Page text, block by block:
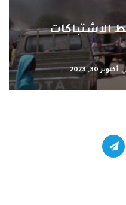
الاشتباكات
أكتوبر 30, 2023